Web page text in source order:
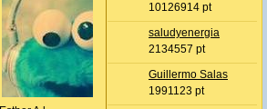
10126914 pt
saludyenergia
2134557 pt
Guillermo Salas
1991123 pt